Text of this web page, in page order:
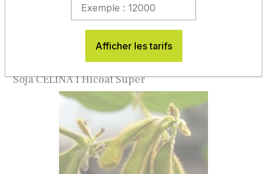
Soja CELINA I Hicoat Super
Afficher les tarifs